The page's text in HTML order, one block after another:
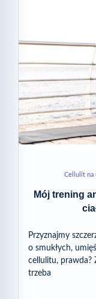
Cellulit na
Mój trening
Przyznajmy
o smukłych,
cellulitu, prawda?
trzeba